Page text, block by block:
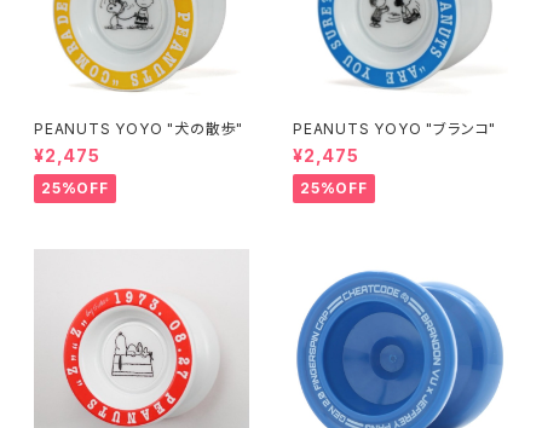
PEANUTS YOYO "犬の散歩"
¥2,475
25%OFF
PEANUTS YOYO "ブランコ"
¥2,475
25%OFF